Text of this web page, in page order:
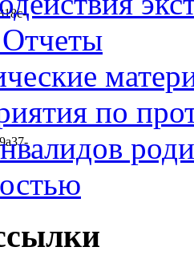
по